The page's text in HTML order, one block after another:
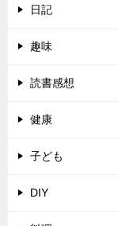
日記
趣味
読書感想
健康
子ども
DIY